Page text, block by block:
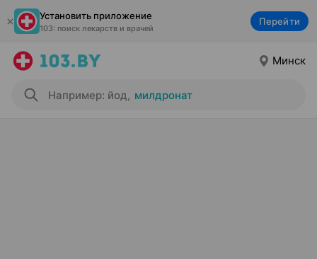
Установить приложение
103: поиск лекарств и врачей
Перейти
Минск
Например: йод, милдронат